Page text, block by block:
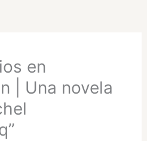
en
| Una novela